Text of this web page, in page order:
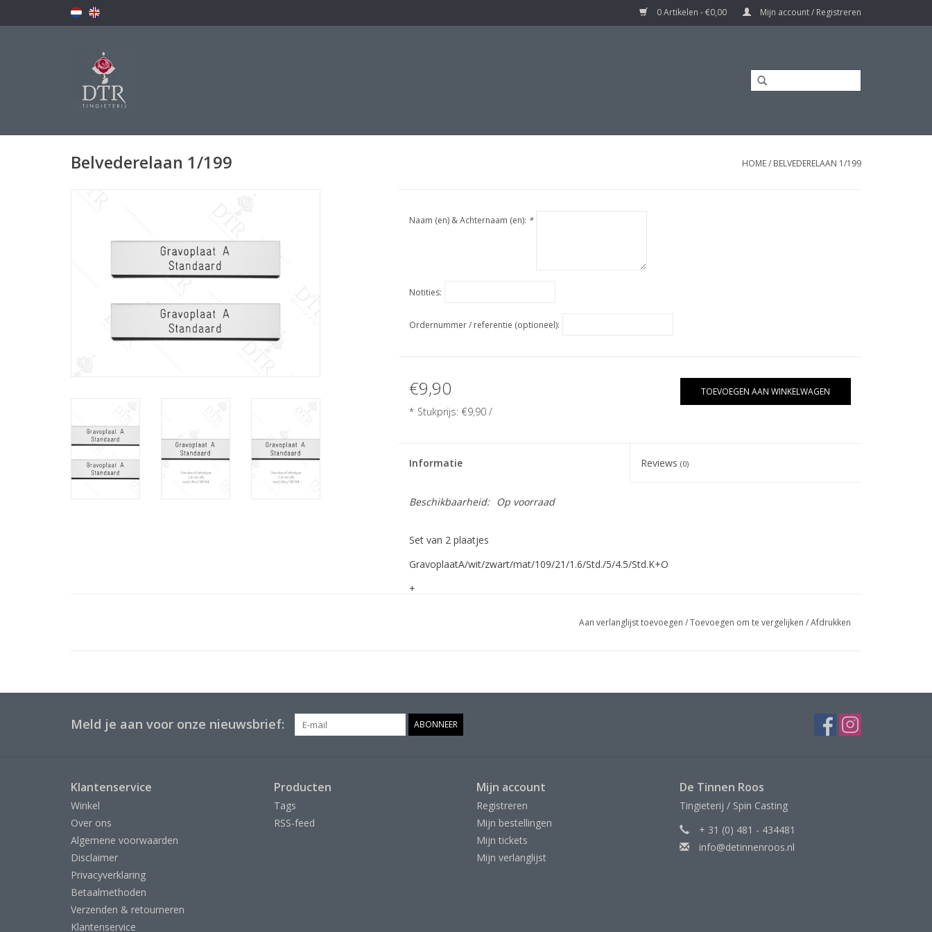
0 Artikelen - €0,00 Mijn account / Registreren
Belvederelaan 1/199 HOME/ BELVEDERELAAN 1/199
Naam (en) & Achternaam (en): *
Notities:
Ordernummer / referentie (optioneel):
€9,90
* Stukprijs: €9,90/
TOEVOEGEN AAN WINKELWAGEN
Informatie Reviews(0)
Beschikbaarheid: Op voorraad
Set van 2 plaatjes
GravoplaatA/wit/zwart/mat/109/21/1.6/Std./5/4.5/Std.K+O
+
Aan verlanglijst toevoegen /Toevoegen om te vergelijken /Afdrukken
Meld je aan voor onze nieuwsbrief: ABONNEER
Klantenservice
Winkel
Over ons
Algemene voorwaarden
Disclaimer
Privacyverklaring
Betaalmethoden
Verzenden & retourneren
Klantenservice
Producten
Tags
RSS-feed
Mijn account
Registreren
Mijn bestellingen
Mijn tickets
Mijn verlanglijst
De Tinnen Roos
Tingieterij / Spin Casting
+ 31 (0) 481 - 434481
info@detinnenroos.nl